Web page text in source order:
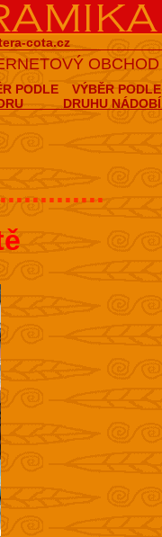
cota.cz
OBCHOD
VÝBĚR PODLE
DRUHU NÁDOBÍ
PODLE